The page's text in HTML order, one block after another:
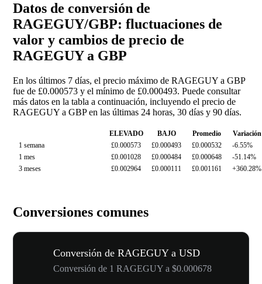
Datos de conversión de
RAGEGUY/GBP: fluctuaciones de
valor y cambios de precio de
RAGEGUY a GBP
En los últimos 7 días, el precio máximo de RAGEGUY a GBP
fue de £0.000573 y el mínimo de £0.000493. Puede consultar
más datos en la tabla a continuación, incluyendo el precio de
RAGEGUY a GBP en las últimas 24 horas, 30 días y 90 días.
ELEVADO BAJO Promedio
Variación
1 semana
£0.000573 £0.000493 £0.000532
-6.55%
1 mes
£0.001028 £0.000484 £0.000648
-51.14%
3 meses
£0.002964 £0.000111 £0.001161 +360.28%
Conversiones comunes
Conversión de RAGEGUY a USD
Conversión de 1 RAGEGUY a $0.000678